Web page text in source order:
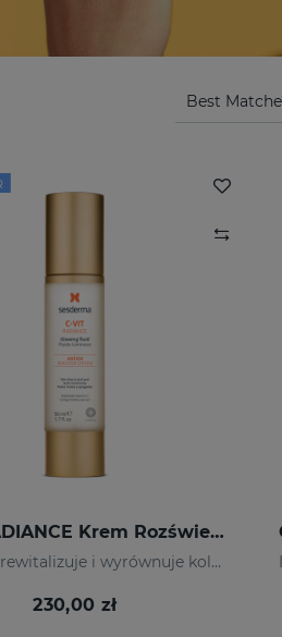
C-VIT RADIANCE Krem Rozświetlający 50 Ml
Rozjaśnia, rewitalizuje i wyrównuje koloryt skóry.
230,00 zł